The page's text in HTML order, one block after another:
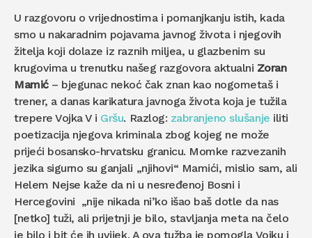
U razgovoru o vrijednostima i pomanjkanju istih, kada
smo u nakaradnim pojavama javnog života i njegovih
žitelja koji dolaze iz raznih miljea, u glazbenim su
krugovima u trenutku našeg razgovora aktualni Zoran
Mamić– bjegunac nekoć čak znan kao nogometaš i
trener, a danas karikatura javnoga života koja je tužila
trepere Vojka V i Gršu. Razlog: zabranjeno slušanje iliti
poetizacija njegova kriminala zbog kojeg ne može
prijeći bosansko-hrvatsku granicu. Momke razvezanih
jezika sigurno su ganjali „njihovi“ Mamići, mislio sam, ali
Helem Nejse kaže da ni u nesređenoj Bosni i
Hercegovini „nije nikada ni’ko išao baš dotle da nas
[netko] tuži, ali prijetnji je bilo, stavljanja meta na čelo
je bilo i bit će ih uvijek. A ova tužba je pomogla Vojku i